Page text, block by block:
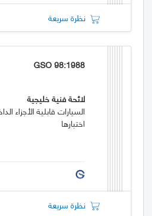
نظرة سريعة
GSO 98:1988
لائحة فنية خليجية
السيارات قابلية الأجزاء
اختبارها
نظرة سريعة